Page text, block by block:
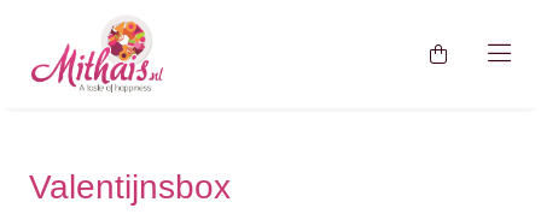
Terug naar sweet gifts
Valentijnsbox